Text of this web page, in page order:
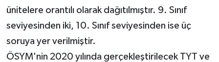
ünitelere orantılı olarak dağıtılmıştır. 9. Sınıf
seviyesinden iki, 10. Sınıf seviyesinden ise üç
soruya yer verilmiştir.
ÖSYM'nin 2020 yılında gerçekleştirilecek TYT ve